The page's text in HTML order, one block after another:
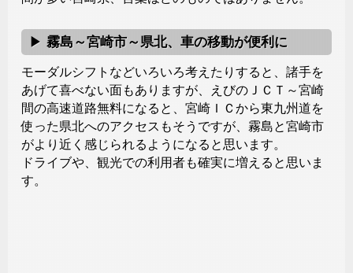
霧島～宮崎市～県北、車の移動が便利に
モーダルシフトなどいろいろ考えたりすると、諸手を
あげて喜べない面もありますが、えびのＪＣＴ～宮崎
間の高速道路無料になると、宮崎ＩＣから東九州道を
使った県北へのアクセスもそうですが、霧島と宮崎市
がより近く感じられるようになると思います。
ドライブや、観光での利用者も確実に増えると思いま
す。